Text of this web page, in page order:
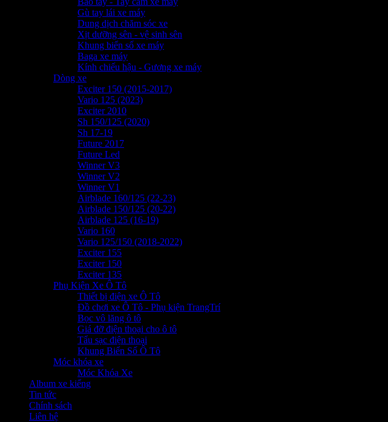
Gù tay lái xe máy
Dung dịch chăm sóc xe
Xịt dưỡng sên - vệ sinh sên
Khung biển số xe máy
Baga xe máy
Kính chiếu hậu - Gương xe máy
Dòng xe
Exciter 150 (2015-2017)
Vario 125 (2023)
Exciter 2010
Sh 150/125 (2020)
Sh 17-19
Future 2017
Future Led
Winner V3
Winner V2
Winner V1
Airblade 160/125 (22-23)
Airblade 150/125 (20-22)
Airblade 125 (16-19)
Vario 160
Vario 125/150 (2018-2022)
Exciter 155
Exciter 150
Exciter 135
Phụ Kiện Xe Ô Tô
Thiết bị điện xe Ô Tô
Đồ chơi xe Ô Tô - Phụ kiện TrangTrí
Bọc vô lăng ô tô
Giá đỡ điện thoại cho ô tô
Tẩu sạc điện thoại
Khung Biển Số Ô Tô
Móc khóa xe
Móc Khóa Xe
Album xe kiểng
Tin tức
Chính sách
Liên hệ